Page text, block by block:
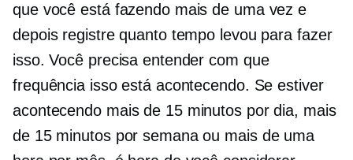
que você está fazendo mais de uma vez e
depois registre quanto tempo levou para fazer
isso. Você precisa entender com que
frequência isso está acontecendo. Se estiver
acontecendo mais de 15 minutos por dia, mais
de 15 minutos por semana ou mais de uma